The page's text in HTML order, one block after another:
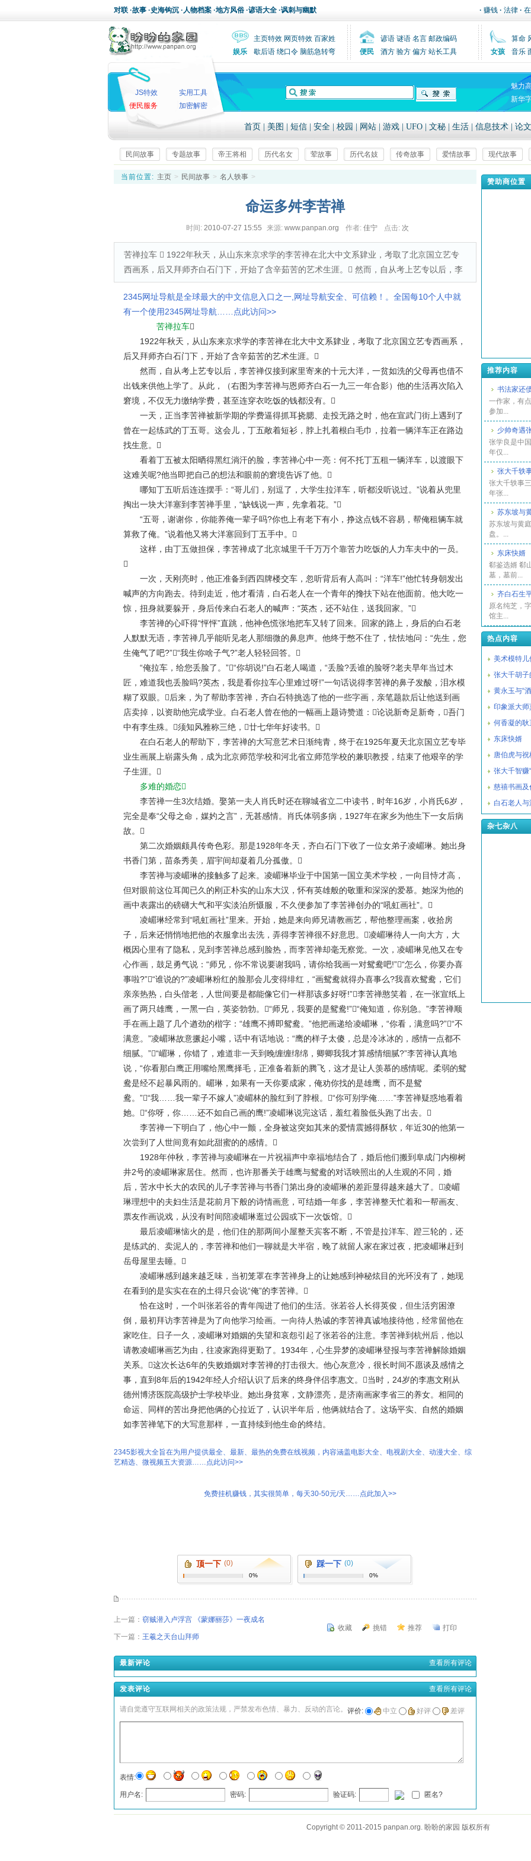
对联 ·故事 ·史海钩沉 ·人物档案 ·地方风俗 ·谚语大全 ·讽刺与幽默 · 赚钱 · 法律 ·
主页特效 网页特效 百家姓
娱乐
歇后语 绕口令 脑筋急转弯
谚语 谜语 名言 邮政编码
便民
酒方 验方 偏方 站长工具
算命
女孩
音乐
JS特效
实用工具
便民服务
加密解密
魅力
新华
首页 美图 短信 安全 校园 网站 游戏 UFO 文秘 生活 信息技术 论文
民间故事 专题故事 帝王将相 历代名女 荤故事 历代名妓 传奇故事 爱情故事 现代故事
当前位置: 主页 > 民间故事 > 名人轶事 >
命运多舛李苦禅
时间: 2010-07-27 15:55 来源: www.panpan.org 作者: 佳宁 点击: 次
苦禅拉车  1922年秋天，从山东来京求学的李苦禅在北大中文系肄业，考取了北京国立艺专
西画系，后又拜师齐白石门下，开始了含辛茹苦的艺术生涯。 然而，自从考上艺专以后，李
2345网址导航是全球最大的中文信息入口之一,网址导航安全、可信赖！。全国每10个人中就
有一个使用2345网址导航……点此访问>>
苦禅拉车
1922年秋天，从山东来京求学的李苦禅在北大中文系肄业，考取了北京国立艺专西画系，
后又拜师齐白石门下，开始了含辛茹苦的艺术生涯。
然而，自从考上艺专以后，李苦禅仅接到家里寄来的十元大洋，一贫如洗的父母再也借不
出钱来供他上学了。从此，（右图为李苦禅与恩师齐白石一九三一年合影）他的生活再次陷入
窘境，不仅无力缴纳学费，甚至连穿衣吃饭的钱都没有。
一天，正当李苦禅被新学期的学费逼得抓耳挠腮、走投无路之时，他在宣武门街上遇到了
曾在一起练武的丁五哥。这会儿，丁五敞着短衫，脖上扎着根白毛巾，拉着一辆洋车正在路边
找生意。
看着丁五被太阳晒得黑红淌汗的脸，李苦禅心中一亮：何不托丁五租一辆洋车，以渡眼下
这难关呢?他当即把自己的想法和眼前的窘境告诉了他。
哪知丁五听后连连摆手：“哥儿们，别逗了，大学生拉洋车，听都没听说过。”说着从兜里
掏出一块大洋塞到李苦禅手里，“缺钱说一声，先拿着花。”
“五哥，谢谢你，你能养俺一辈子吗?你也上有老下有小，挣这点钱不容易，帮俺租辆车就
算救了俺。”说着他又将大洋塞回到丁五手中。
这样，由丁五做担保，李苦禅成了北京城里千千万万个靠苦力吃饭的人力车夫中的一员。

一次，天刚亮时，他正准备到西四牌楼交车，忽听背后有人高叫：“洋车!”他忙转身朝发出
喊声的方向跑去。待到走近，他才看清，白石老人在一个青年的搀扶下站在他面前。他大吃一
惊，扭身就要躲开，身后传来白石老人的喊声：“英杰，还不站住，送我回家。”
李苦禅的心吓得“怦怦”直跳，他神色慌张地把车又转了回来。回家的路上，身后的白石老
人默默无语，李苦禅几乎能听见老人那细微的鼻息声。他终于憋不住了，怯怯地问：“先生，您
生俺气了吧?”“我生你啥子气?”老人轻轻回答。
“俺拉车，给您丢脸了。”“你胡说!”白石老人喝道，“丢脸?丢谁的脸呀?老夫早年当过木
匠，难道我也丢脸吗?英杰，我是看你拉车心里难过呀!”一句话说得李苦禅的鼻子发酸，泪水模
糊了双眼。后来，为了帮助李苦禅，齐白石特挑选了他的一些字画，亲笔题款后让他送到画
店卖掉，以资助他完成学业。白石老人曾在他的一幅画上题诗赞道：论说新奇足新奇，吾门
中有李生殊。须知风雅称三绝，廿七华年好读书。
在白石老人的帮助下，李苦禅的大写意艺术日渐纯青，终于在1925年夏天北京国立艺专毕
业生画展上崭露头角，成为北京师范学校和河北省立师范学校的兼职教授，结束了他艰辛的学
子生涯。
多难的婚恋
李苦禅一生3次结婚。娶第一夫人肖氏时还在聊城省立二中读书，时年16岁，小肖氏6岁，
完全是奉“父母之命，媒妁之言”，无甚感情。肖氏体弱多病，1927年在家乡为他生下一女后病
故。
第二次婚姻颇具传奇色彩。那是1928年冬天，齐白石门下收了一位女弟子凌嵋琳。她出身
书香门第，苗条秀美，眉宇间却凝着几分孤傲。
李苦禅与凌嵋琳的接触多了起来。凌嵋琳毕业于中国第一国立美术学校，一向目恃才高，
但对眼前这位耳闻已久的刚正朴实的山东大汉，怀有英雄般的敬重和深深的爱慕。她深为他的
画中表露出的磅礴大气和平实淡泊所慑服，不久便参加了李苦禅创办的“吼虹画社”。
凌嵋琳经常到“吼虹画社”里来。开始，她是来向师兄请教画艺，帮他整理画案，收拾房
子，后来还悄悄地把他的衣服拿出去洗，弄得李苦禅很不好意思。凌嵋琳待人一向大方，大
概因心里有了隐私，见到李苦禅总感到脸热，而李苦禅却毫无察觉。一次，凌嵋琳见他又在专
心作画，鼓足勇气说：“师兄，你不常说要谢我吗，请你给我画一对鸳鸯吧!”“怎么，你要办喜
事啦?”“谁说的?”凌嵋琳粉红的脸那会儿变得绯红，“画鸳鸯就得办喜事么?我喜欢鸳鸯，它们
亲亲热热，白头偕老，人世间要是都能像它们一样那该多好呀!”李苦禅憨笑着，在一张宣纸上
画了两只雄鹰，一黑一白，英姿勃勃。“师兄，我要的是鸳鸯!”“俺知道，你别急。”李苦禅顺
手在画上题了几个遒劲的楷字：“雄鹰不搏即鸳鸯。”他把画递给凌嵋琳，“你看，满意吗?”“不
满意。”凌嵋琳故意撅起小嘴，话中有话地说：“鹰的样子太傻，总是冷冰冰的，感情一点都不
细腻。”“嵋琳，你错了，难道非一天到晚缠缠绵绵，卿卿我我才算感情细腻?”李苦禅认真地
说，“你看那白鹰正用嘴给黑鹰择毛，正准备着新的腾飞，这才是让人羡慕的感情呢。柔弱的鸳
鸯是经不起暴风雨的。嵋琳，如果有一天你要成家，俺劝你找的是雄鹰，而不是鸳
鸯。”“我……我一辈子不嫁人”凌嵋林的脸红到了脖根。“你可别学俺……”李苦禅疑惑地看着
她。“你呀，你……还不如自己画的鹰!”凌嵋琳说完这话，羞红着脸低头跑了出去。
李苦禅一下明白了，他心中一颤，全身被这突如其来的爱情震撼得酥软，年近30的他第一
次尝到了人世间竟有如此甜蜜的的感情。
1928年仲秋，李苦禅与凌嵋琳在一片祝福声中幸福地结合了，婚后他们搬到阜成门内柳树
井2号的凌嵋琳家居住。然而，也许那番关于雄鹰与鸳鸯的对话映照出的人生观的不同，婚
后，苦水中长大的农民的儿子李苦禅与书香门第出身的凌嵋琳的差距显得越来越大了。凌嵋
琳理想中的夫妇生活是花前月下般的诗情画意，可结婚一年多，李苦禅整天忙着和一帮画友、
票友作画说戏，从没有时间陪凌嵋琳逛过公园或下一次饭馆。
最后凌嵋琳恼火的是，他们住的那两间小屋整天宾客不断，不管是拉洋车、蹬三轮的，还
是练武的、卖泥人的，李苦禅和他们一聊就是大半宿，晚了就留人家在家过夜，把凌嵋琳赶到
岳母屋里去睡。
凌嵋琳感到越来越乏味，当初笼罩在李苦禅身上的让她感到神秘炫目的光环没有了，她现
在看到的是实实在在的土得只会说“俺”的李苦禅。
恰在这时，一个叫张若谷的青年闯进了他们的生活。张若谷人长得英俊，但生活穷困潦
倒，最初拜访李苦禅是为了向他学习绘画。一向待人热诚的李苦禅真诚地接待他，经常留他在
家吃住。日子一久，凌嵋琳对婚姻的失望和哀怨引起了张若谷的注意。李苦禅到杭州后，他以
请教凌嵋琳画艺为由，往凌家跑得更勤了。1934年，心生异梦的凌嵋琳登报与李苦禅解除婚姻
关系。这次长达6年的失败婚姻对李苦禅的打击很大。他心灰意冷，很长时间不愿谈及感情之
事，直到8年后的1942年经人介绍认识了后来的终身伴侣李惠文。当时，24岁的李惠文刚从
德州博济医院高级护士学校毕业。她出身贫寒，文静漂亮，是济南画家李省三的养女。相同的
命运、同样的苦出身把他俩的心拉近了，认识半年后，他俩就结合了。这场平实、自然的婚姻
如李苦禅笔下的大写意那样，一直持续到他生命的终结。
2345影视大全旨在为用户提供最全、最新、最热的免费在线视频，内容涵盖电影大全、电视剧大全、动漫大全、综
艺精选、微视频五大资源……点此访问>>
免费挂机赚钱，其实很简单，每天30-50元/天……点此加入>>
顶一下 (0)
0%
踩一下 (0)
0%
上一篇： 窃贼潜入卢浮宫 《蒙娜丽莎》一夜成名
下一篇： 王羲之天台山拜师
收藏 挑错 推荐 打印
最新评论 查看所有评论
发表评论 查看所有评论
请自觉遵守互联网相关的政策法规，严禁发布色情、暴力、反动的言论。 评价: 中立 好评 差评
表情:
用户名: 密码: 验证码: 匿名?
发表评论
赞助商位置
推荐内容
书法家还
一作家，有
参加...
少帅奇遇
张学良是中
年仅...
张大千轶
张大千轶事
年张...
苏东坡与
苏东坡与黄
盘。...
东床快婿
郗鉴选婿 郗
墓，墓前...
齐白石生
原名纯芝，
馆主...
热点内容
美术模特儿
张大千胡子
黄永玉与“
印象派大师
何香凝的耿
东床快婿
唐伯虎与
张大千智赚
慈禧书画及
白石老人与
杂七杂八
Copyright © 2011-2015 panpan.org. 盼盼的家园 版权所有